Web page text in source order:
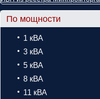
По мощности
1 кВА
3 кВА
5 кВА
8 кВА
11 кВА